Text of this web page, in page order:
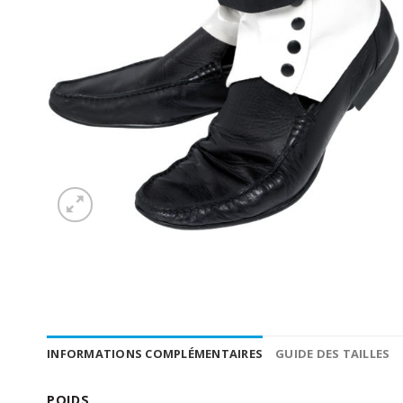
INFORMATIONS COMPLÉMENTAIRES GUIDE DES TAILLES